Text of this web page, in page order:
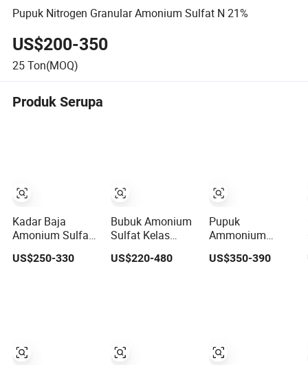
Pupuk Nitrogen Granular Amonium Sulfat N 21%
US$200-350
25Ton(MOQ)
Produk Serupa
Kadar Baja
Amonium Sulfat
dengan 20.5%
Nitrogen
US$250-330
Bubuk Amonium
Sulfat Kelas
Pertanian Kelas
Baja
US$220-480
Pupuk
Ammonium
Sulfat Kelas Baja
(NH4) 2so4,
US$350-390